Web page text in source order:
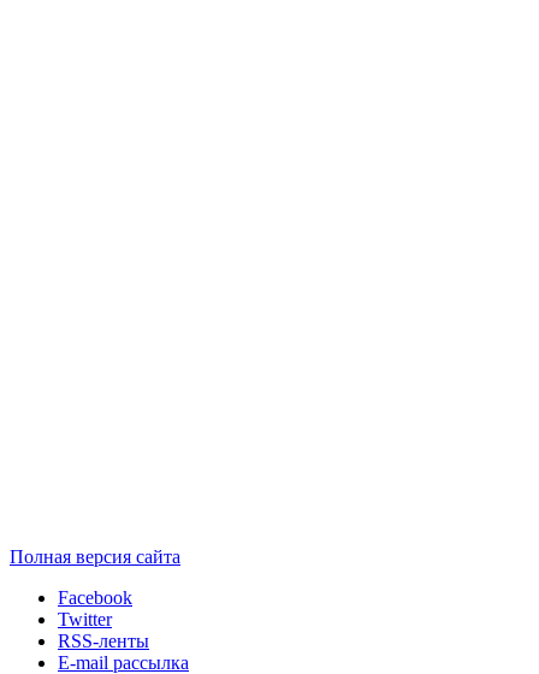
Полная версия сайта
Facebook
Twitter
RSS-ленты
E-mail рассылка